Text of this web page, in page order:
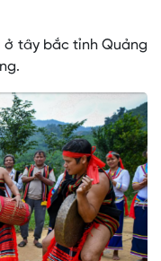
ở tây bắc tỉnh Quảng